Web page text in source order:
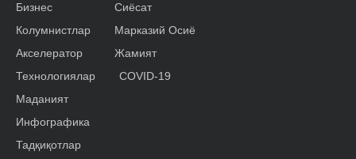
Бизнес
Колумнистлар
Акселератор
Сиёсат
Марказий Осиё
Жамият
Технологиялар
Маданият
Инфографика
Тадқиқотлар
COVID-19